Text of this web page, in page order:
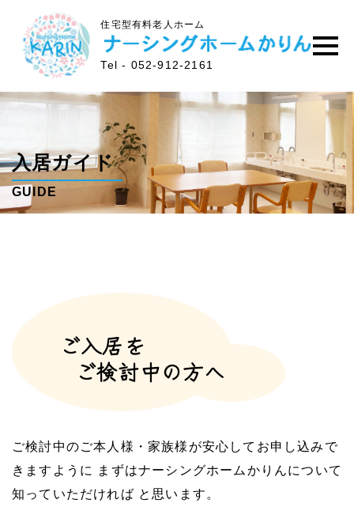
住宅型有料老人ホーム
Tel - 052-912-2161
入居ガイド
GUIDE
ご入居を
ご検討中の方へ
ご検討中のご本人様・家族様が安心してお申し込みで
きますように まずはナーシングホームかりんについて
知っていただければ と思います。